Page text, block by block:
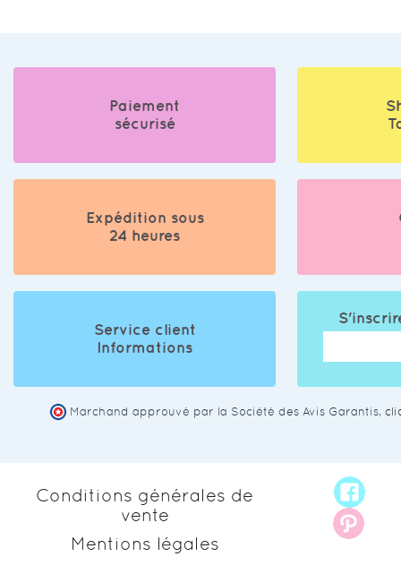
Paiement
sécurisé
Expédition sous
24 heures
Service client
Informations
Marchand approuvé par la Société des Avis Garantis,
Conditions générales de
vente
Mentions légales